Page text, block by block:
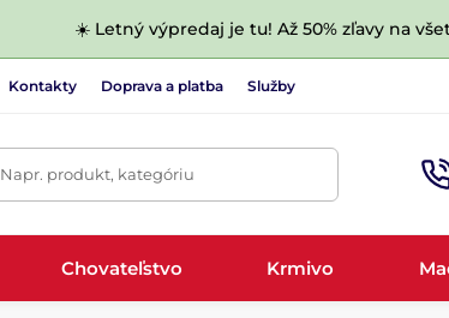
☀️ Letný výpredaj je tu! Až 50% zľavy na
Kontakty Doprava a platba Služby
Napr. produkt, kategóriu
Chovateľstvo Krmivo